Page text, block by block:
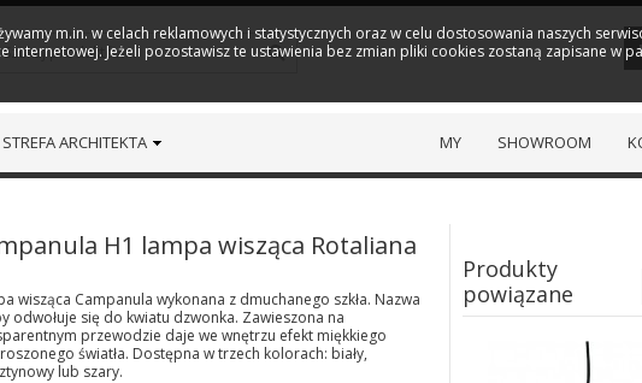
STREFA ARCHITEKTA SHOWROOM
MY
H1 lampa wisząca Rotaliana
wisząca Campanula wykonana z dmuchanego szkła. Nazwa
odwołuje się do kwiatu dzwonka. Zawieszona na
przewodzie daje we wnętrzu efekt miękkiego
światła. Dostępna w trzech kolorach: biały,
lub szary.
Produkty
powiązane
m.in. w celach reklamowych i statystycznych oraz w celu dostosowania naszych
Jeżeli pozostawisz te ustawienia bez zmian pliki cookies zostaną zapisane w